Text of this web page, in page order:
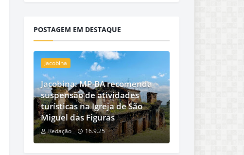
POSTAGEM EM DESTAQUE
Jacobina
Jacobina: MP-BA recomenda
suspensão de atividades
turísticas na Igreja de São
Miguel das Figuras
Redação 16.9.25